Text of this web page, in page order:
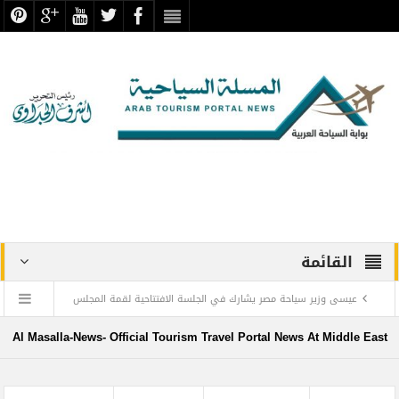
القائمة
عيسى وزير سياحة مصر يشارك في الجلسة الافتتاحية لقمة المجلس
الدولي للسفر والسياحة
Al Masalla-News- Official Tourism Travel Portal News At Middle East